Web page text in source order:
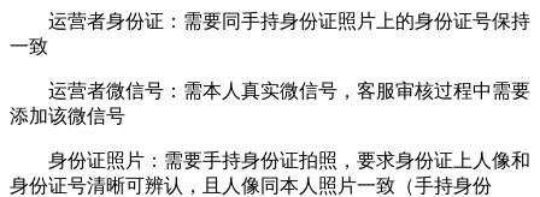
运营者身份证：需要同手持身份证照片上的身份证号保持
一致
运营者微信号：需本人真实微信号，客服审核过程中需要
添加该微信号
身份证照片：需要手持身份证拍照，要求身份证上人像和
身份证号清晰可辨认，且人像同本人照片一致（手持身份